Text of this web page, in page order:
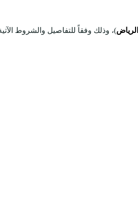
الرياض)، وذلك وفقاً للتفاصيل والشروط